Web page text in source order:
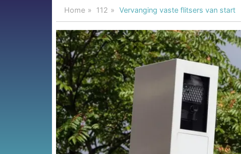
Home 112 Vervanging vaste flitsers van start